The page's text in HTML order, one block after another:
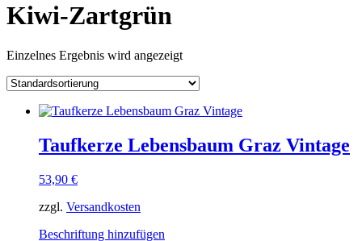
Kiwi-Zartgrün
Einzelnes Ergebnis wird angezeigt
Taufkerze Lebensbaum Graz Vintage
53,90 €
zzgl. Versandkosten
Beschriftung hinzufügen